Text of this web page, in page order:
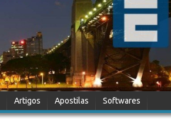
Artigos Apostilas Softwares